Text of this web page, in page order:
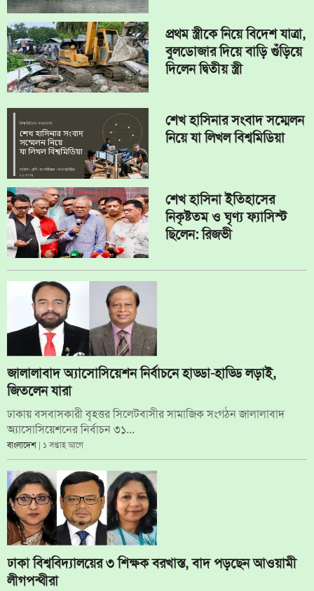
শেখ হাসিনার সংবাদ সম্মেলন
নিয়ে যা লিখল বিশ্বমিডিয়া
শেখ হাসিনা ইতিহাসের
নিকৃষ্টতম ও ঘৃণ্য ফ্যাসিস্ট
ছিলেন: রিজভী
প্রথম স্ত্রীকে নিয়ে বিদেশ যাত্রা,
বুলডোজার দিয়ে বাড়ি গুঁড়িয়ে
দিলেন দ্বিতীয় স্ত্রী
জালালাবাদ অ্যাসোসিয়েশন নির্বাচনে হাড্ডা-হাড্ডি লড়াই,
জিতলেন যারা
ঢাকায় বসবাসকারী বৃহত্তর সিলেটবাসীর সামাজিক সংগঠন জালালাবাদ
অ্যাসোসিয়েশনের নির্বাচন ৩১...
বাংলাদেশ | ১ সপ্তাহ আগে
ঢাকা বিশ্ববিদ্যালয়ের ৩ শিক্ষক বরখাস্ত, বাদ পড়ছেন আওয়ামী
লীগপন্থীরা